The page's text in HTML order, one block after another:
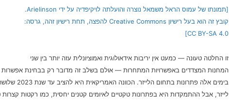
[תמונתו של עמוס הראל משמאל נוצרה והועלתה לויקיפדיה על ידי Arielinson.
קובץ זה הוא בעל רישיון Creative Commons להפצה, תחת רישיון זהה, גרסה:
CC BY-SA 4.0]
זו החלטה טעונה — כמעט אין יריבות אידאולוגית ואמוציונלית עזה יותר בין שני
המחנות המצדדים באפשרויות המתחרות — אולם בשלב זה מדובר רק בבחינת אפשרות
בימים אלה
לייזר, אבל ההתמקדות היא בפתרונות טקטיים לאיומים קטנים יחסית, כמו רקטות